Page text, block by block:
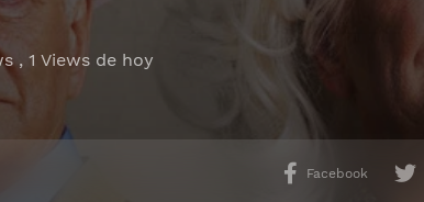
, 1 Views de hoy
Facebook